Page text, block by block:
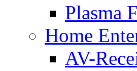
Plasma
Home
AV-